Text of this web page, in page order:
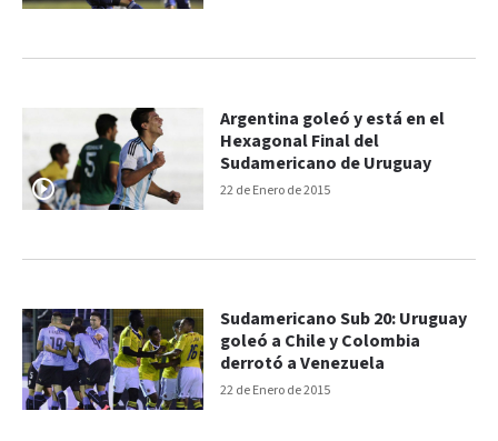
22 de Enero de 2015
Argentina goleó y está en el
Hexagonal Final del
Sudamericano de Uruguay
22 de Enero de 2015
Sudamericano Sub 20: Uruguay
goleó a Chile y Colombia
derrotó a Venezuela